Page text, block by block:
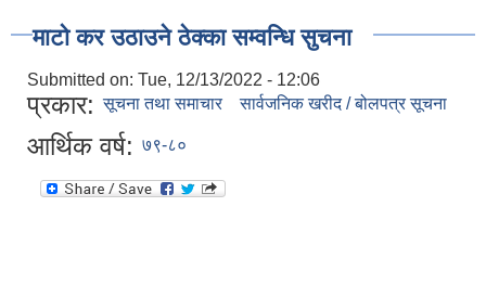
माटो कर उठाउने ठेक्का सम्वन्धि सुचना
Submitted on: Tue, 12/13/2022 - 12:06
प्रकार: सूचना तथा समाचार सार्वजनिक खरीद / बोलपत्र सूचना
आर्थिक वर्ष: ७९-८०